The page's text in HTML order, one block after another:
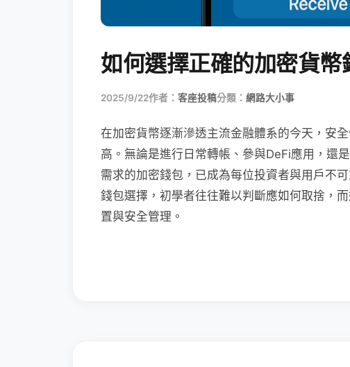
如何選擇正確的加密貨幣
2025/9/22作者： 客座投稿分類： 網路大小事
在加密貨幣逐漸滲透主流金融體系的今天，安
高。無論是進行日常轉帳、參與DeFi應用，還
需求的加密錢包，已成為每位投資者與用戶不
錢包選擇，初學者往往難以判斷應如何取捨，
置與安全管理。